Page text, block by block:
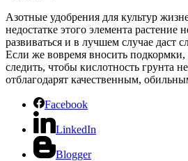
Азотные удобрения для культур
недостатке этого элемента растение
развиваться и в лучшем случае даст
Если же вовремя вносить подкормки,
следить, чтобы кислотность грунта
отблагодарят качественным,
Facebook
LinkedIn
Blogger